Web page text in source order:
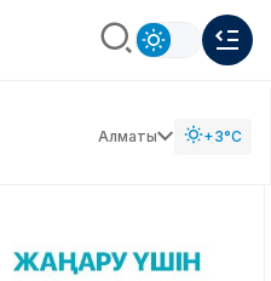
Алматы +3°C